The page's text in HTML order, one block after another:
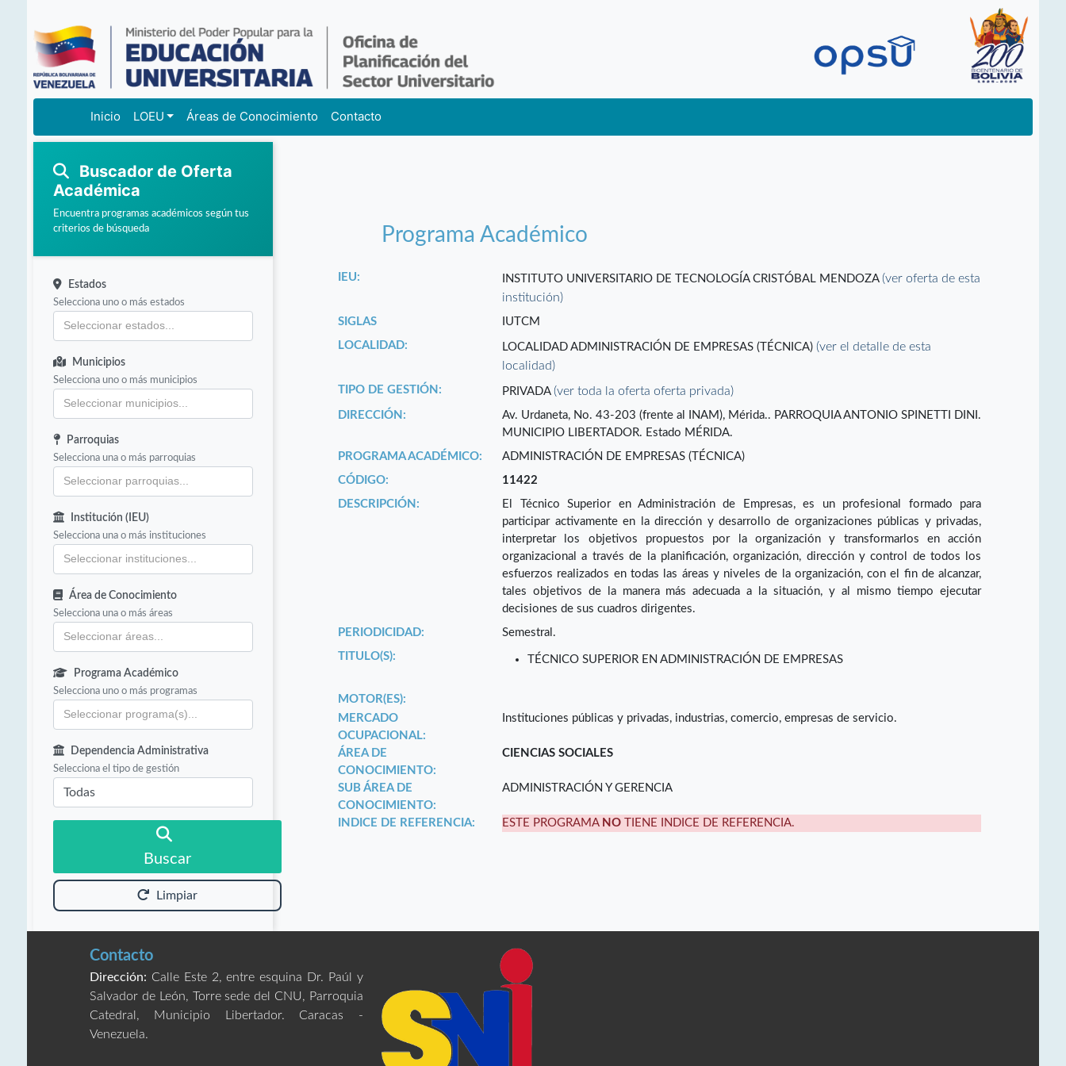
Inicio LOEU Áreas de Conocimiento Contacto
Buscador de Oferta
Académica
Encuentra programas académicos según tus
criterios de búsqueda
Estados
Selecciona uno o más estados
Municipios
Selecciona uno o más municipios
Parroquias
Selecciona una o más parroquias
Institución (IEU)
Selecciona una o más instituciones
Área de Conocimiento
Selecciona una o más áreas
Programa Académico
Selecciona uno o más programas
Dependencia Administrativa
Selecciona el tipo de gestión
Buscar
Limpiar
Programa Académico
IEU: INSTITUTO UNIVERSITARIO DE TECNOLOGÍA CRISTÓBAL MENDOZA(ver oferta de esta
institución)
SIGLAS
IUTCM
LOCALIDAD:
LOCALIDAD ADMINISTRACIÓN DE EMPRESAS (TÉCNICA)(ver el detalle de esta
localidad)
TIPO DE GESTIÓN: PRIVADA(ver toda la oferta oferta privada)
DIRECCIÓN:
Av. Urdaneta, No. 43-203 (frente al INAM), Mérida.. PARROQUIA ANTONIO SPINETTI DINI.
MUNICIPIO LIBERTADOR. Estado MÉRIDA.
PROGRAMA ACADÉMICO:
ADMINISTRACIÓN DE EMPRESAS (TÉCNICA)
CÓDIGO:
11422
DESCRIPCIÓN:
El Técnico Superior en Administración de Empresas, es un profesional formado para
participar activamente en la dirección y desarrollo de organizaciones públicas y privadas,
interpretar los objetivos propuestos por la organización y transformarlos en acción
organizacional a través de la planificación, organización, dirección y control de todos los
esfuerzos realizados en todas las áreas y niveles de la organización, con el fin de alcanzar,
tales objetivos de la manera más adecuada a la situación, y al mismo tiempo ejecutar
decisiones de sus cuadros dirigentes.
PERIODICIDAD:
Semestral.
TITULO(S):
TÉCNICO SUPERIOR EN ADMINISTRACIÓN DE EMPRESAS
MOTOR(ES):
MERCADO
OCUPACIONAL:
Instituciones públicas y privadas, industrias, comercio, empresas de servicio.
ÁREA DE
CONOCIMIENTO:
CIENCIAS SOCIALES
SUB ÁREA DE
CONOCIMIENTO:
ADMINISTRACIÓN Y GERENCIA
INDICE DE REFERENCIA: ESTE PROGRAMA NO TIENE INDICE DE REFERENCIA.
Contacto
Dirección: Calle Este 2, entre esquina Dr. Paúl y
Salvador de León, Torre sede del CNU, Parroquia
Catedral, Municipio Libertador. Caracas -
Venezuela.